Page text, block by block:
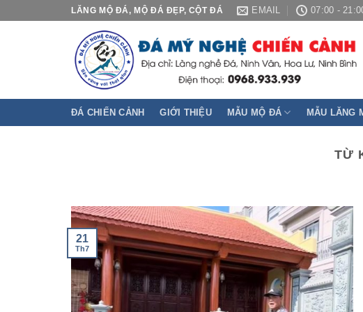
LĂNG MỘ ĐÁ, MỘ ĐÁ ĐẸP, CỘT ĐÁ EMAIL 07:00 -
ĐÁ CHIẾN CẢNH GIỚI THIỆU MẪU MỘ ĐÁ MẪU LĂNG
TỪ
21
Th7